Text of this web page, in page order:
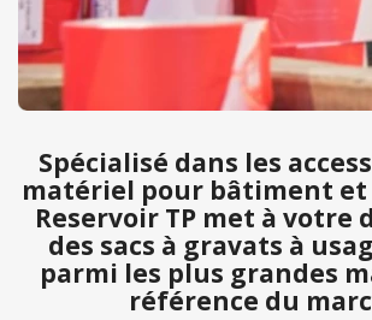
Spécialisé dans les
matériel pour bâtiment
Reservoir TP met à votre
des sacs à gravats à
parmi les plus grandes
référence du